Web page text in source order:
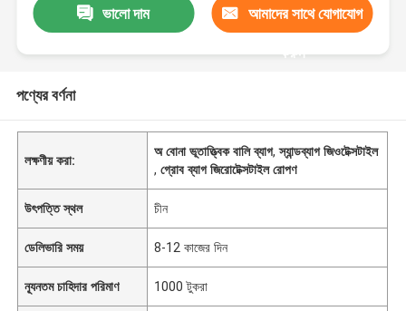
ভালো দাম আমাদের সাথে যোগাযোগ
করুন
পণ্যের বর্ণনা
লক্ষণীয় করা:
অ বোনা ভূতাত্ত্বিক বালি ব্যাগ,স্যান্ডব্যাগ জিওটেক্সটাইল
,গ্রোব ব্যাগ জিরোটেক্সটাইল রোপণ
উৎপত্তি স্থল চীন
ডেলিভারি সময় 8-12 কাজের দিন
ন্যূনতম চাহিদার পরিমাণ 1000 টুকরা